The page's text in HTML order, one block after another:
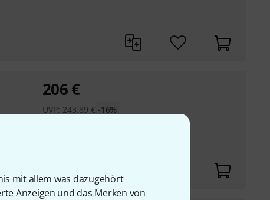
mit allem was dazugehört
Anzeigen und das Merken von
206 €
UVP: 243,89 € -16%